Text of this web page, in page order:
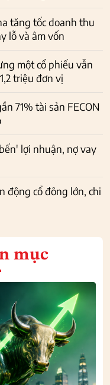
tăng tốc doanh thu
lỗ và âm vốn
một cổ phiếu vẫn
triệu đơn vị
71% tài sản FECON
lợi nhuận, nợ vay
động cổ đông lớn, chi
mục